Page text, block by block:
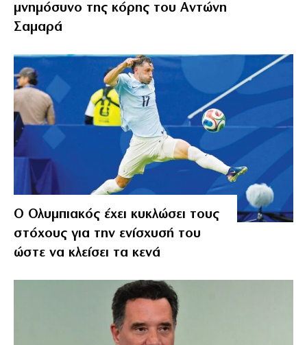
μνημόσυνο της κόρης του Αντώνη
Σαμαρά
Ο Ολυμπιακός έχει κυκλώσει τους
στόχους για την ενίσχυσή του
ώστε να κλείσει τα κενά